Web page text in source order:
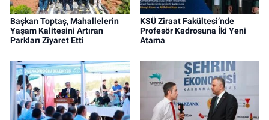
Başkan Toptaş, Mahallelerin
Yaşam Kalitesini Artıran
Parkları Ziyaret Etti
KSÜ Ziraat Fakültesi’nde
Profesör Kadrosuna İki Yeni
Atama